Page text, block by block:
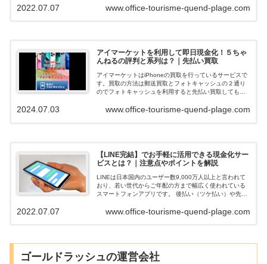
し、審査が簡単な業者について解説します。...
www.office-tourisme-quend-plage.com
2022.07.07
アイマーケットを利用して即日現金化！５ちゃ
んねるの評判と系列は？｜先払い買取
アイマーケットはiPhoneの買取を行っているサービスで
す。買取の方法は郵送買取とフォトキャッシュの２通り
のでフォトキャッシュを利用すると先払い買取してもら
ると、在籍確認も無く申込みの審査落...
www.office-tourisme-quend-plage.com
2024.07.03
【LINE完結】でお手軽に活用できる現金化サー
ビスとは？｜注意点やポイントを解説
LINEは日本国内のユーザー数9,000万人以上と言われて
おり、若い世代からご年配の方まで幅広く使われている
スマートフォンアプリです。 後払い（ツケ払い）や先払
込や審査が完結できる」業者...
www.office-tourisme-quend-plage.com
2022.07.07
ゴールドラッシュの運営会社